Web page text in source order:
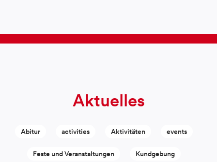
Aktuelles
Abitur activities Aktivitäten events
Feste und Veranstaltungen Kundgebung